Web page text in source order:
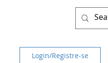
Login/Registre-se